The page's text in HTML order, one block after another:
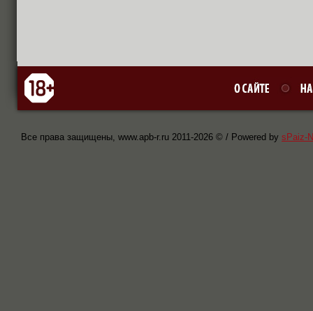
Все права защищены, www.apb-r.ru 2011-2026 © / Powered by sPaiz-